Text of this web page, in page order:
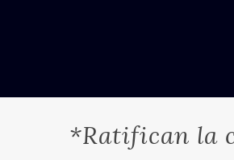
*Ratifican la